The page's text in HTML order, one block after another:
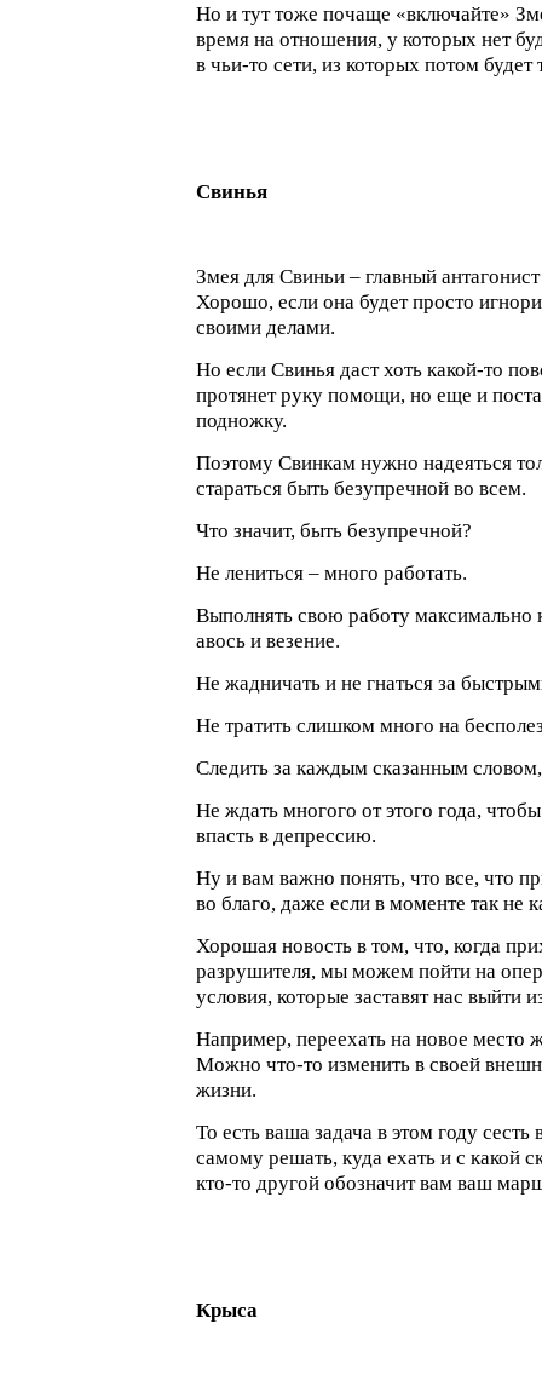
Но и тут тоже почаще «включайте»
время на отношения, у которых нет
в чьи-то сети, из которых потом будет
Свинья
Змея для Свиньи – главный
Хорошо, если она будет просто
своими делами.
Но если Свинья даст хоть какой-то
протянет руку помощи, но еще и
подножку.
Поэтому Свинкам нужно надеяться
стараться быть безупречной во всем.
Что значит, быть безупречной?
Не лениться – много работать.
Выполнять свою работу максимально
авось и везение.
Не жадничать и не гнаться за
Не тратить слишком много на
Следить за каждым сказанным
Не ждать многого от этого года,
впасть в депрессию.
Ну и вам важно понять, что все, что
во благо, даже если в моменте так не
Хорошая новость в том, что, когда
разрушителя, мы можем пойти на
условия, которые заставят нас выйти
Например, переехать на новое место
Можно что-то изменить в своей
жизни.
То есть ваша задача в этом году сесть
самому решать, куда ехать и с какой
кто-то другой обозначит вам ваш
Крыса